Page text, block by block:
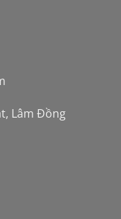
Lâm Đồng